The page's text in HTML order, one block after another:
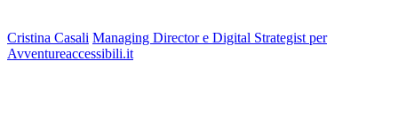
Cristina Casali Managing Director e Digital Strategist per
Avventureaccessibili.it